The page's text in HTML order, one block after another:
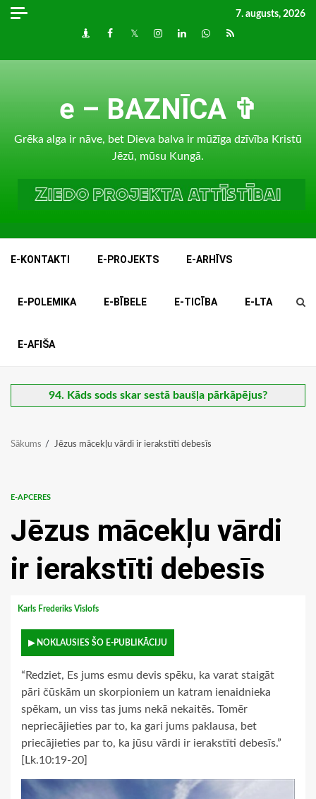
Skip
7. augusts, 2026
DraugiemFacebook
TwitterInstagram
LinkedInwhatsapp
RSS
e – BAZNĪCA ✞
Grēka alga ir nāve, bet Dieva balva ir mūžīga dzīvība Kristū
Jēzū, mūsu Kungā.
E-KONTAKTI E-PROJEKTS E-ARHĪVS
E-POLEMIKA E-BĪBELE E-TICĪBA E-LTA
E-AFIŠA
94. Kāds sods skar sestā baušļa pārkāpējus?
Sākums Jēzus mācekļu vārdi ir ierakstīti debesīs
E-APCERES
Jēzus mācekļu vārdi
ir ierakstīti debesīs
Karls Frederiks Vislofs
▶ NOKLAUSIES ŠO E-PUBLIKĀCIJU
“Redziet, Es jums esmu devis spēku, ka varat staigāt
pāri čūskām un skorpioniem un katram ienaidnieka
spēkam, un viss tas jums nekā nekaitēs. Tomēr
nepriecājieties par to, ka gari jums paklausa, bet
priecājieties par to, ka jūsu vārdi ir ierakstīti debesīs.”
[Lk.10:19-20]